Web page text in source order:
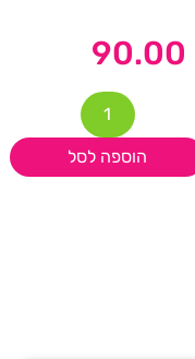
90.00
הוספה לסל